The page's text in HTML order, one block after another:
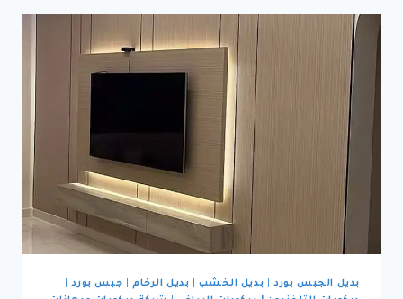
بديل الجبس بورد| بديل الخشب| بديل الرخام جبس بورد|